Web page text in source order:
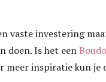
vaste investering
doen. Is het een
meer inspiratie kun je